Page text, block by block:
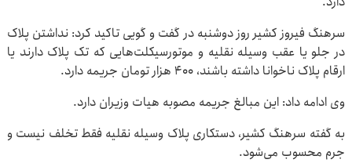
سرهنگ فیروز کشیر روز دوشنبه در گفت و گویی تاکید کرد: نداشتن پلاک
در جلو یا عقب وسیله نقلیه و موتورسیکلت‌هایی که تک پلاک دارند یا
ارقام پلاک ناخوانا داشته باشند، ۴۰۰ هزار تومان جریمه دارد.
وی ادامه داد: این مبالغ جریمه مصوبه هیات وزیران دارد.
به گفته سرهنگ کشیر، دستکاری پلاک وسیله نقلیه فقط تخلف نیست و
جرم محسوب می‌شود.